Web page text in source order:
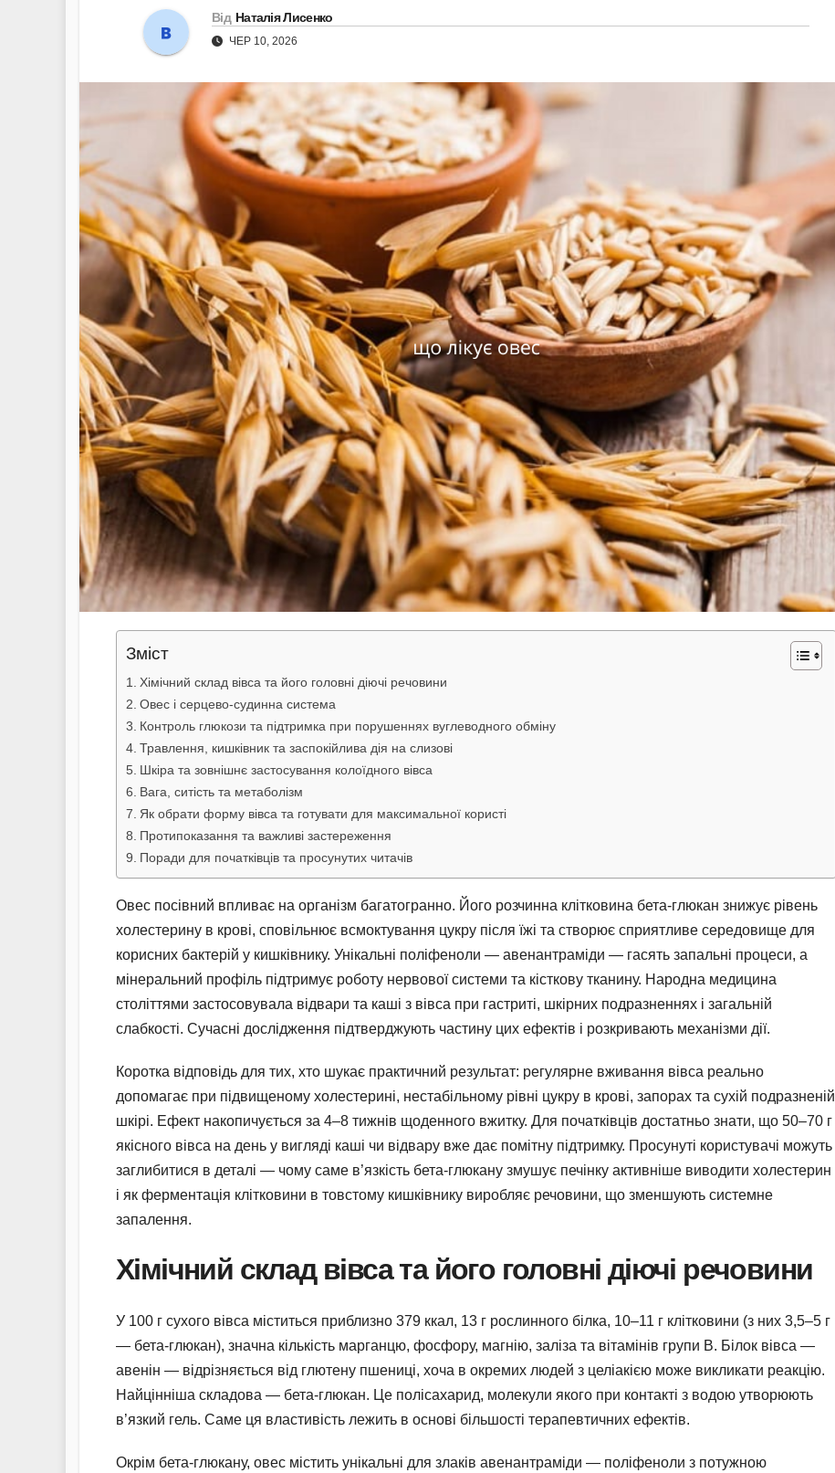
Від Наталія Лисенко
ЧЕР 10, 2026
Зміст
Хімічний склад вівса та його головні діючі речовини
Овес і серцево-судинна система
Контроль глюкози та підтримка при порушеннях вуглеводного обміну
Травлення, кишківник та заспокійлива дія на слизові
Шкіра та зовнішнє застосування колоїдного вівса
Вага, ситість та метаболізм
Як обрати форму вівса та готувати для максимальної користі
Протипоказання та важливі застереження
Поради для початківців та просунутих читачів
Овес посівний впливає на організм багатогранно. Його розчинна клітковина бета-глюкан знижує рівень
холестерину в крові, сповільнює всмоктування цукру після їжі та створює сприятливе середовище для
корисних бактерій у кишківнику. Унікальні поліфеноли — авенантраміди — гасять запальні процеси, а
мінеральний профіль підтримує роботу нервової системи та кісткову тканину. Народна медицина
століттями застосовувала відвари та каші з вівса при гастриті, шкірних подразненнях і загальній
слабкості. Сучасні дослідження підтверджують частину цих ефектів і розкривають механізми дії.
Коротка відповідь для тих, хто шукає практичний результат: регулярне вживання вівса реально
допомагає при підвищеному холестерині, нестабільному рівні цукру в крові, запорах та сухій подразненій
шкірі. Ефект накопичується за 4–8 тижнів щоденного вжитку. Для початківців достатньо знати, що 50–70 г
якісного вівса на день у вигляді каші чи відвару вже дає помітну підтримку. Просунуті користувачі можуть
заглибитися в деталі — чому саме в’язкість бета-глюкану змушує печінку активніше виводити холестерин
і як ферментація клітковини в товстому кишківнику виробляє речовини, що зменшують системне
запалення.
Хімічний склад вівса та його головні діючі речовини
У 100 г сухого вівса міститься приблизно 379 ккал, 13 г рослинного білка, 10–11 г клітковини (з них 3,5–5 г
— бета-глюкан), значна кількість марганцю, фосфору, магнію, заліза та вітамінів групи B. Білок вівса —
авенін — відрізняється від глютену пшениці, хоча в окремих людей з целіакією може викликати реакцію.
Найцінніша складова — бета-глюкан. Це полісахарид, молекули якого при контакті з водою утворюють
в’язкий гель. Саме ця властивість лежить в основі більшості терапевтичних ефектів.
Окрім бета-глюкану, овес містить унікальні для злаків авенантраміди — поліфеноли з потужною